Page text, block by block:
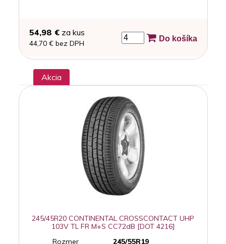
54,98 €za kus
44,70 € bez DPH
Do košíka
Akcia
245/45R20 CONTINENTAL CROSSCONTACT UHP
103V TL FR M+S CC72dB [DOT 4216]
Rozmer
245/55R19